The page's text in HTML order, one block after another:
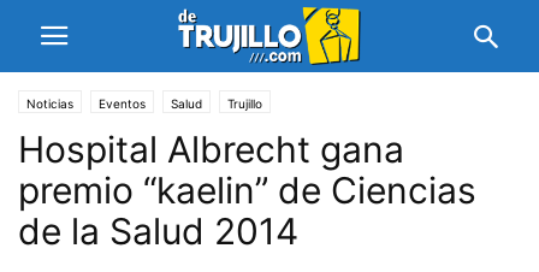
Noticias Eventos Salud Trujillo
Hospital Albrecht gana
premio “kaelin” de Ciencias
de la Salud 2014